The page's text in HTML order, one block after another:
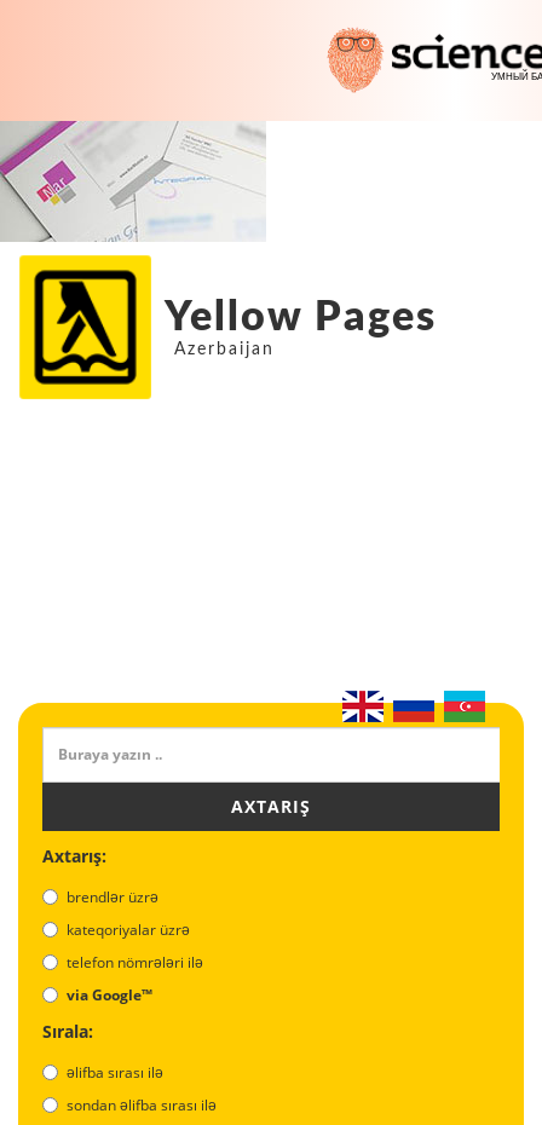
Yellow Pages
Azerbaijan
AXTARIŞ
Axtarış:
brendlər üzrə
kateqoriyalar üzrə
telefon nömrələri ilə
via Google™
Sırala:
əlifba sırası ilə
sondan əlifba sırası ilə